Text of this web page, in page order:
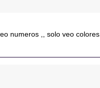
numeros ,, solo veo